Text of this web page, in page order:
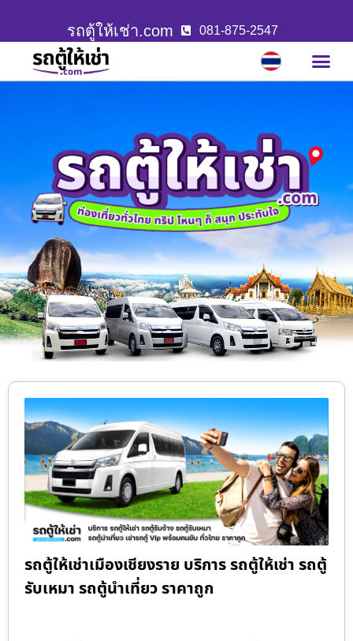
รถตู้ให้เช่า.com 081-875-2547
รถตู้ให้เช่าเมืองเชียงราย บริการ รถตู้ให้เช่า รถตู้
รับเหมา รถตู้นำเที่ยว ราคาถูก